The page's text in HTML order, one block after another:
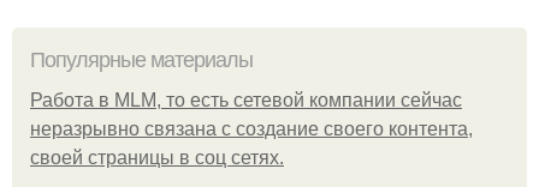
Популярные материалы
Работа в MLM, то есть сетевой компании сейчас
неразрывно связана с создание своего контента,
своей страницы в соц сетях.